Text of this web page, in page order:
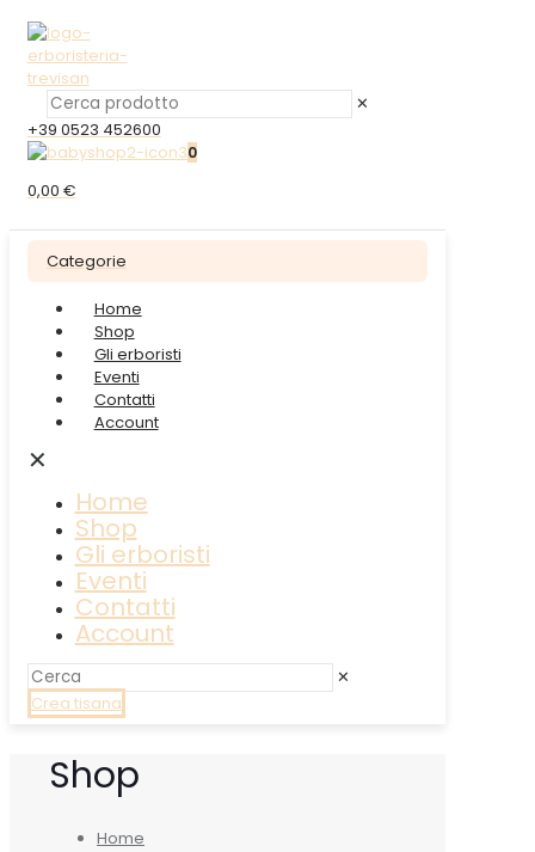
✕
+39 0523 452600
0
0,00 €
Categorie
Home
Shop
Gli erboristi
Eventi
Contatti
Account
✕
Home
Shop
Gli erboristi
Eventi
Contatti
Account
✕
Crea tisana
Shop
Home